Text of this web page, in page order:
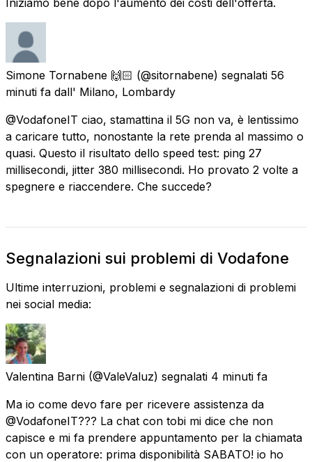
Simone Tornabene 🙌🏻 (@sitornabene) segnalati 56
minuti fa dall' Milano, Lombardy
@VodafoneIT ciao, stamattina il 5G non va, è lentissimo
a caricare tutto, nonostante la rete prenda al massimo o
quasi. Questo il risultato dello speed test: ping 27
millisecondi, jitter 380 millisecondi. Ho provato 2 volte a
spegnere e riaccendere. Che succede?
Segnalazioni sui problemi di Vodafone
Ultime interruzioni, problemi e segnalazioni di problemi
nei social media:
Valentina Barni (@ValeValuz) segnalati 4 minuti fa
Ma io come devo fare per ricevere assistenza da
@VodafoneIT??? La chat con tobi mi dice che non
capisce e mi fa prendere appuntamento per la chiamata
con un operatore: prima disponibilità SABATO! io ho